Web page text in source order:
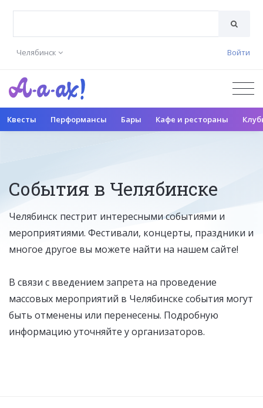
Челябинск Войти
Квесты Перформансы Бары Кафе и рестораны
События в Челябинске
Челябинск пестрит интересными событиями и
мероприятиями. Фестивали, концерты, праздники и
многое другое вы можете найти на нашем сайте!
В связи с введением запрета на проведение
массовых мероприятий в Челябинске события могут
быть отменены или перенесены. Подробную
информацию уточняйте у организаторов.